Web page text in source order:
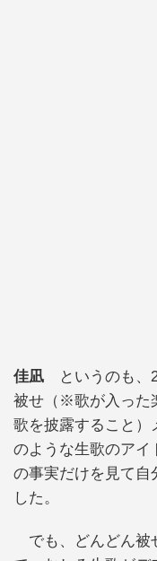
佳凪 というのも、
被せ（※歌が入った
歌を披露すること）
のような生歌のアイ
の事実だけを見て自
した。
でも、どんどん被